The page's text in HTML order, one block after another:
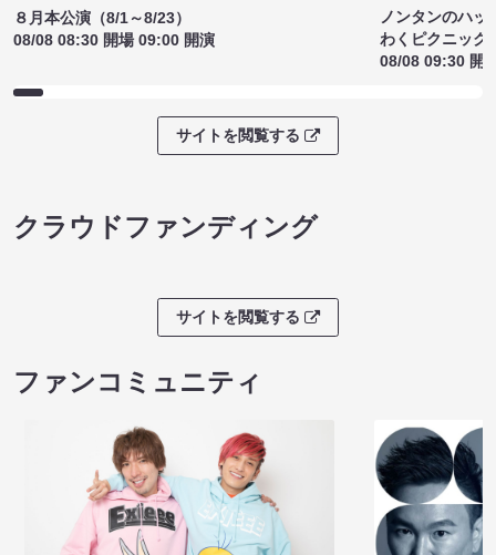
８月本公演（8/1～8/23）
08/08 08:30 開場 09:00 開演
ノンタンのハッ
わくピクニック
08/08 09:30 開
サイトを閲覧する
クラウドファンディング
サイトを閲覧する
ファンコミュニティ